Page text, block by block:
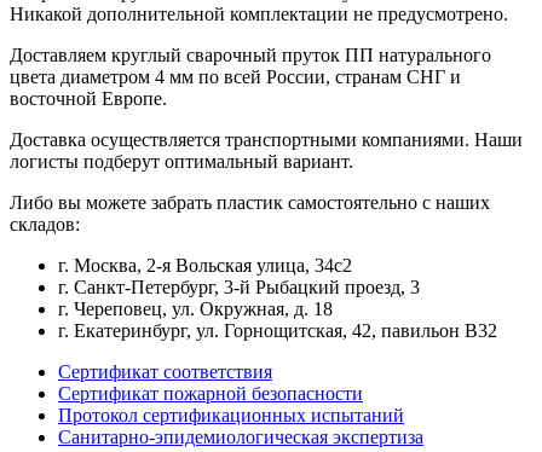
Никакой дополнительной комплектации не предусмотрено.
Доставляем круглый сварочный пруток ПП натурального
цвета диаметром 4 мм по всей России, странам СНГ и
восточной Европе.
Доставка осуществляется транспортными компаниями. Наши
логисты подберут оптимальный вариант.
Либо вы можете забрать пластик самостоятельно с наших
складов:
г. Москва, 2-я Вольская улица, 34с2
г. Санкт-Петербург, 3-й Рыбацкий проезд, 3
г. Череповец, ул. Окружная, д. 18
г. Екатеринбург, ул. Горнощитская, 42, павильон В32
Сертификат соответствия
Сертификат пожарной безопасности
Протокол сертификационных испытаний
Санитарно-эпидемиологическая экспертиза